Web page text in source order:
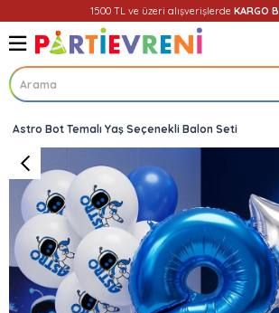
1500 TL ve üzeri alışverişlerde KARGO
Üye Girişi Üye Ol
Astro Bot Temalı Yaş Seçenekli Balon Seti